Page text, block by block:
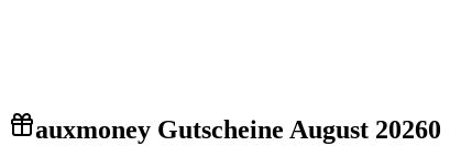
auxmoney Gutscheine August 20260